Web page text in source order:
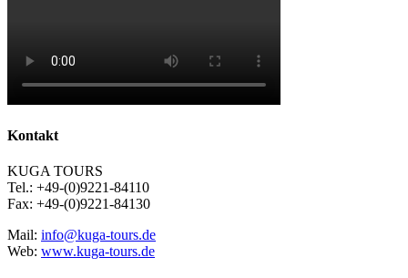
Kontakt
KUGA TOURS
Tel.: +49-(0)9221-84110
Fax: +49-(0)9221-84130
Mail: info@kuga-tours.de
Web: www.kuga-tours.de